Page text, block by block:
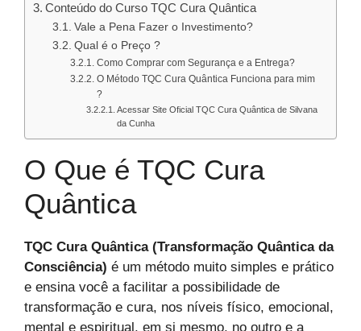
Conteúdo do Curso TQC Cura Quântica
Vale a Pena Fazer o Investimento?
Qual é o Preço ?
Como Comprar com Segurança e a Entrega?
O Método TQC Cura Quântica Funciona para mim
?
Acessar Site Oficial TQC Cura Quântica de Silvana
da Cunha
O Que é TQC Cura
Quântica
TQC Cura Quântica (Transformação Quântica da
Consciência) é um método muito simples e prático
e ensina você a facilitar a possibilidade de
transformação e cura, nos níveis físico, emocional,
mental e espiritual, em si mesmo, no outro e a